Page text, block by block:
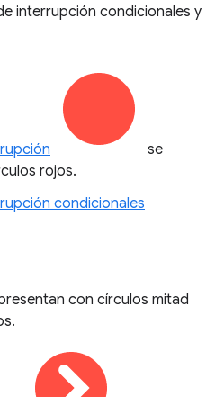
interrupción condicionales y
se
rojos.
condicionales
con círculos mitad